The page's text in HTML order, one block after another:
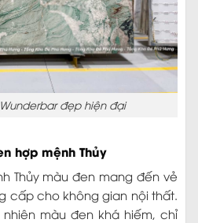
đẹp hiện đại
hợp mệnh Thủy
Thủy màu đen mang đến vẻ
cấp cho không gian nội thất.
màu đen khá hiếm, chỉ